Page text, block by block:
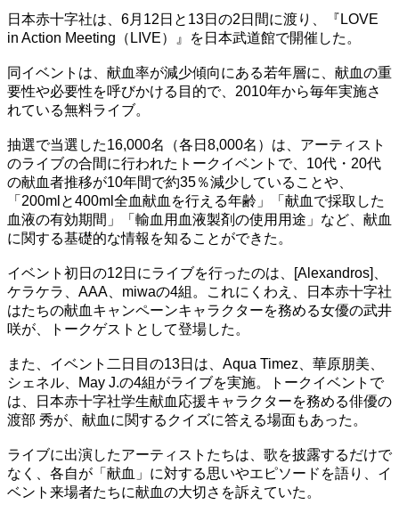
日本赤十字社は、6月12日と13日の2日間に渡り、『LOVE
in Action Meeting（LIVE）』を日本武道館で開催した。
同イベントは、献血率が減少傾向にある若年層に、献血の重
要性や必要性を呼びかける目的で、2010年から毎年実施さ
れている無料ライブ。
抽選で当選した16,000名（各日8,000名）は、アーティスト
のライブの合間に行われたトークイベントで、10代・20代
の献血者推移が10年間で約35％減少していることや、
「200mlと400ml全血献血を行える年齢」「献血で採取した
血液の有効期間」「輸血用血液製剤の使用用途」など、献血
に関する基礎的な情報を知ることができた。
イベント初日の12日にライブを行ったのは、[Alexandros]、
ケラケラ、AAA、miwaの4組。これにくわえ、日本赤十字社
はたちの献血キャンペーンキャラクターを務める女優の武井
咲が、トークゲストとして登場した。
また、イベント二日目の13日は、Aqua Timez、華原朋美、
シェネル、May J.の4組がライブを実施。トークイベントで
は、日本赤十字社学生献血応援キャラクターを務める俳優の
渡部 秀が、献血に関するクイズに答える場面もあった。
ライブに出演したアーティストたちは、歌を披露するだけで
なく、各自が「献血」に対する思いやエピソードを語り、イ
ベント来場者たちに献血の大切さを訴えていた。